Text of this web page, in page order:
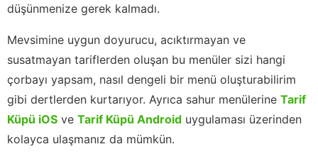
düşünmenize gerek kalmadı.
Mevsimine uygun doyurucu, acıktırmayan ve
susatmayan tariflerden oluşan bu menüler sizi hangi
çorbayı yapsam, nasıl dengeli bir menü oluşturabilirim
gibi dertlerden kurtarıyor. Ayrıca sahur menülerine Tarif
Küpü iOS ve Tarif Küpü Android uygulaması üzerinden
kolayca ulaşmanız da mümkün.